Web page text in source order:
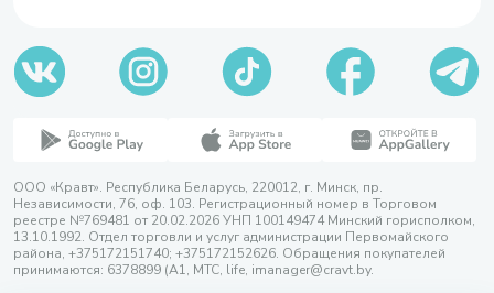
ООО «Кравт». Республика Беларусь, 220012, г. Минск, пр.
Независимости, 76, оф. 103. Регистрационный номер в Торговом
реестре №769481 от 20.02.2026 УНП 100149474 Минский горисполком,
13.10.1992. Отдел торговли и услуг администрации Первомайского
района, +375172151740; +375172152626. Обращения покупателей
принимаются: 6378899 (А1, МТС, life, imanager@cravt.by.